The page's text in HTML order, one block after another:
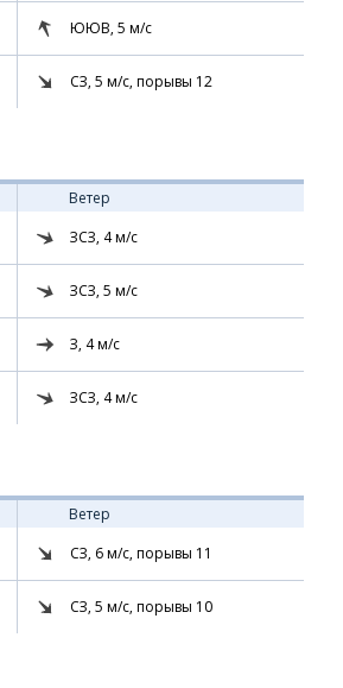
ЮЮВ, 5 м/с
СЗ, 5 м/с, порывы 12
Ветер
ЗСЗ, 4м/с
ЗСЗ, 5 м/с
З, 4м/с
ЗСЗ, 4м/с
Ветер
СЗ, 6м/с, порывы 11
СЗ, 5 м/с, порывы 10